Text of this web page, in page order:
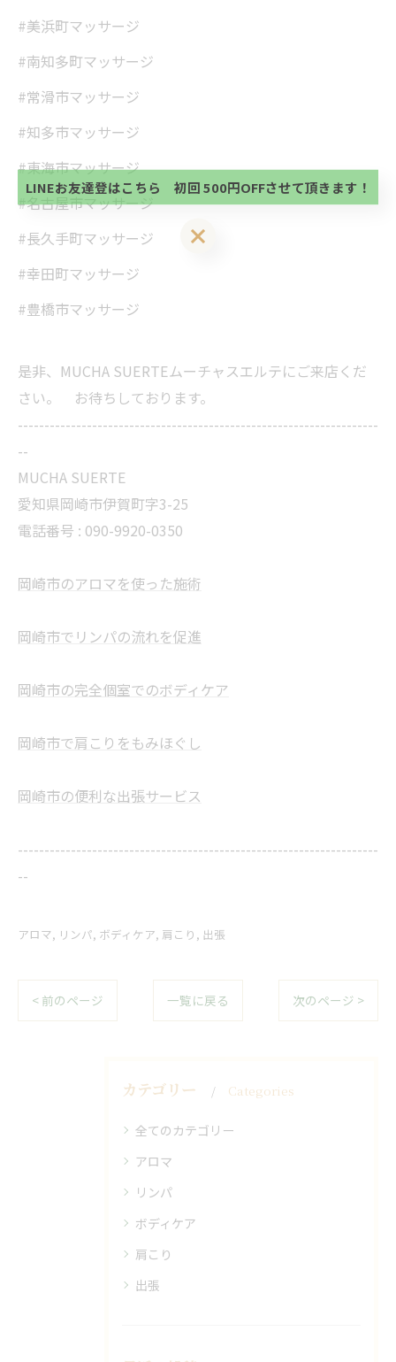
#美浜町マッサージ
#南知多町マッサージ
#常滑市マッサージ
#知多市マッサージ
#東海市マッサージ
#名古屋市マッサージ
#長久手町マッサージ
#幸田町マッサージ
#豊橋市マッサージ
是非、MUCHA SUERTEムーチャスエルテにご来店くだ
さい。 お待ちしております。
--------------------------------------------------------------------
--
MUCHA SUERTE
愛知県岡崎市伊賀町字3-25
電話番号 : 090-9920-0350
岡崎市のアロマを使った施術
岡崎市でリンパの流れを促進
岡崎市の完全個室でのボディケア
岡崎市で肩こりをもみほぐし
岡崎市の便利な出張サービス
--------------------------------------------------------------------
--
アロマ リンパ ボディケア 肩こり 出張
< 前のページ 一覧に戻る 次のページ >
カテゴリー Categories
全てのカテゴリー
アロマ
リンパ
ボディケア
肩こり
出張
初回 500円OFFさせて頂きます。 既に 追加済の
方、不必要な方 お手数ですが、✖印でお閉じ下さ
い。
LINEお友達登はこちら 初回 500円OFFさせて頂きます！
当サロンの公式LINE@にお友達登録頂いたお客様は
方、不必要な方 お手数ですが、✖印でお閉じ下さ
LINEお友達登はこちら 初回 500円OFFさせて頂きます！